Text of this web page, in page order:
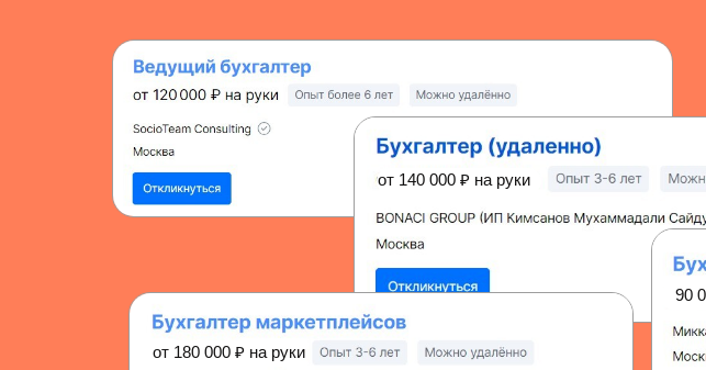
от 140 000 ₽ на руки
от 180 000 ₽ на руки
90